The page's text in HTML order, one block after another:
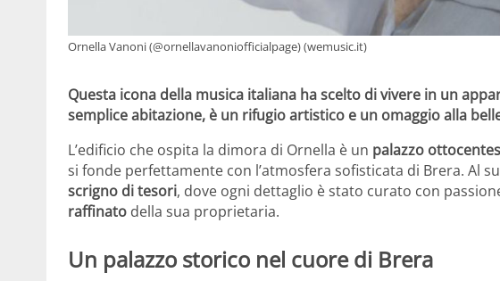
Ornella Vanoni (@ornellavanoniofficialpage) (wemusic.it)
Questa icona della musica italiana ha scelto di vivere in un
semplice abitazione, è un rifugio artistico e un omaggio alla
L’edificio che ospita la dimora di Ornella è un palazzo
si fonde perfettamente con l’atmosfera sofisticata di Brera. Al
scrigno di tesori, dove ogni dettaglio è stato curato con
raffinato della sua proprietaria.
Un palazzo storico nel cuore di Brera